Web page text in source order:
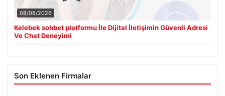
08/08/2026
Kelebek sohbet platformu İle Dijital İletişimin Güvenli Adresi
Ve Chat Deneyimi
Son Eklenen Firmalar